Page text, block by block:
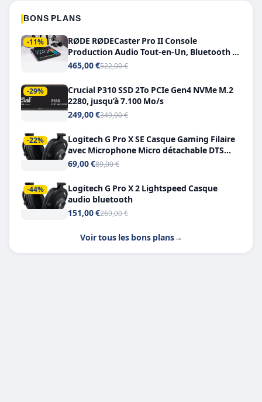
BONS PLANS
-11%
RØDE RØDECaster Pro II Console
Production Audio Tout-en-Un, Bluetooth et
Double USB-C
465,00 €522,00 €
-29%
Crucial P310 SSD 2To PCIe Gen4 NVMe M.2
2280, jusqu’à 7.100 Mo/s
249,00 €349,00 €
-22%
Logitech G Pro X SE Casque Gaming Filaire
avec Microphone Micro détachable DTS
Headphone X 7.1
69,00 €89,00 €
-44%
Logitech G Pro X 2 Lightspeed Casque
audio bluetooth
151,00 €269,00 €
Voir tous les bons plans→